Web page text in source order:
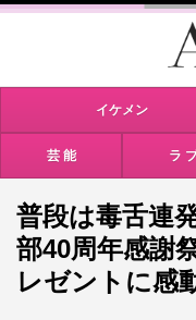
イケメン
芸 能 ラ
普段は毒舌連
部40周年感謝
レゼントに感